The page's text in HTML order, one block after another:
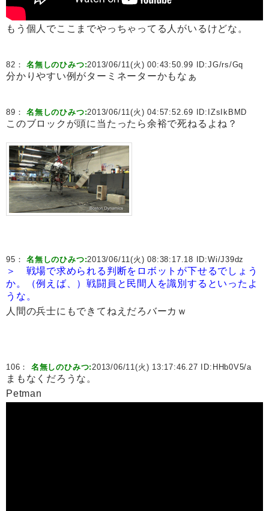
もう個人でここまでやっちゃってる人がいるけどな。
82：名無しのひみつ:2013/06/11(火) 00:43:50.99 ID:JG/rs/Gq
分かりやすい例がターミネーターかもなぁ
89：名無しのひみつ:2013/06/11(火) 04:57:52.69 ID: IZsIkBMD
このブロックが頭に当たったら余裕で死ねるよね？
95：名無しのひみつ:2013/06/11(火) 08:38:17.18 ID:Wi/J39dz
＞ 戦場で求められる判断をロボットが下せるでしょう
か。（例えば、）戦闘員と民間人を識別するといったよ
うな。
人間の兵士にもできてねえだろバーカｗ
106： 名無しのひみつ:2013/06/11(火) 13:17:46.27 ID: HHb0V5/a
まもなくだろうな。
Petman